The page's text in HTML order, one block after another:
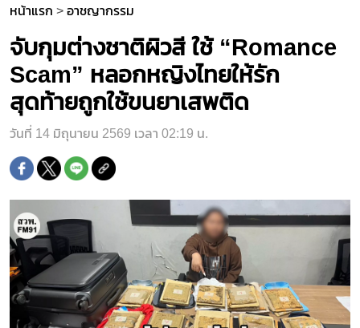
หน้าแรก > อาชญากรรม
จับกุมต่างชาติผิวสี ใช้ “Romance
Scam” หลอกหญิงไทยให้รัก
สุดท้ายถูกใช้ขนยาเสพติด
วันที่ 14 มิถุนายน 2569 เวลา 02:19 น.